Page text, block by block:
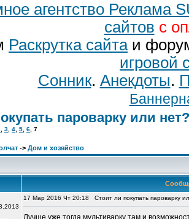
агентство Реклама
сайтов с
Раскрутка сайтаи
игровой
Сонник. Анекдоты.
пароварку или нет?
3 4 5 6 7
-> Дом и хозяйство
17 Мар 2016 Чт 20:18 Стоит ли покупать пароварку
Лучше уже тогда мультиварку там и